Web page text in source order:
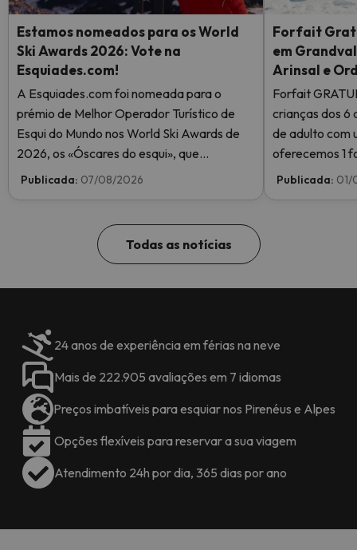
Estamos nomeados para os World
Ski Awards 2026: Vote na
Esquiades.com!
A Esquiades.com foi nomeada para o
prémio de Melhor Operador Turístico de
Esqui do Mundo nos World Ski Awards de
2026, os «Óscares do esqui», que
reconhecem a excelência na indústria do
Publicada: 07/08/2026
Forfait
em
Arinsal e
Forfait
crianças dos 6
de adulto com
oferecemos 1
Publicada: 01/
Todas as notícias
24 anos de experiência em férias na neve
Mais de 222.905 avaliações em 7 idiomas
Preços imbatíveis para esquiar nos Pirenéus e Alpes
Opções flexíveis para reservar a sua viagem
Atendimento 24h por dia, 365 dias por ano